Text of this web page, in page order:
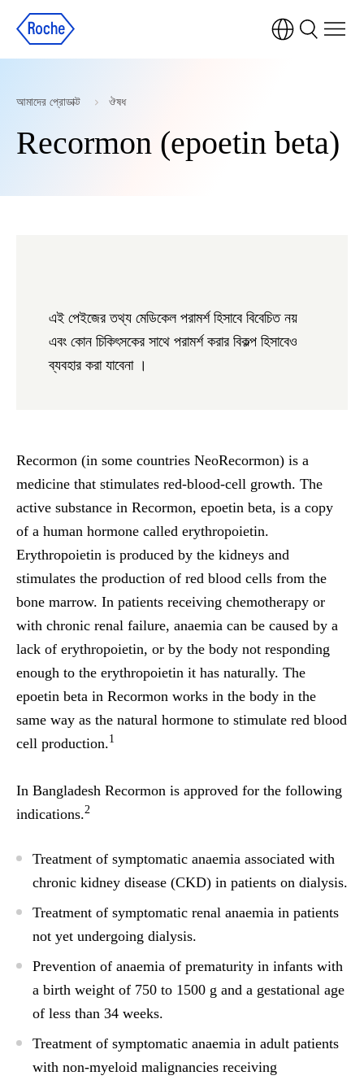
আমাদের প্রোডাক্ট ঔষধ
Recormon (epoetin beta)
এই পেইজের তথ্য মেডিকেল পরামর্শ হিসাবে বিবেচিত নয়
এবং কোন চিকিৎসকের সাথে পরামর্শ করার বিকল্প হিসাবেও
ব্যবহার করা যাবেনা ।
Recormon (in some countries NeoRecormon) is a
medicine that stimulates red-blood-cell growth. The
active substance in Recormon, epoetin beta, is a copy
of a human hormone called erythropoietin.
Erythropoietin is produced by the kidneys and
stimulates the production of red blood cells from the
bone marrow. In patients receiving chemotherapy or
with chronic renal failure, anaemia can be caused by a
lack of erythropoietin, or by the body not responding
enough to the erythropoietin it has naturally. The
epoetin beta in Recormon works in the body in the
same way as the natural hormone to stimulate red blood
cell production.1
In Bangladesh Recormon is approved for the following
indications.2
Treatment of symptomatic anaemia associated with
chronic kidney disease (CKD) in patients on dialysis.
Treatment of symptomatic renal anaemia in patients
not yet undergoing dialysis.
Prevention of anaemia of prematurity in infants with
a birth weight of 750 to 1500 g and a gestational age
of less than 34 weeks.
Treatment of symptomatic anaemia in adult patients
with non-myeloid malignancies receiving